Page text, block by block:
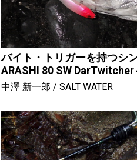
バイト・トリガーを持つシ
ARASHI 80 SW DarTwitcher
中澤 新一郎 SALT WATER